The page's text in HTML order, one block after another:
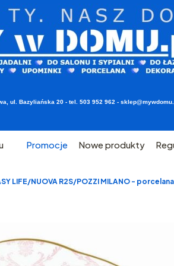
ul. Bazyliańska 20 - tel. 503 952 962 -
Promocje Nowe produkty
LIFE/NUOVA R2S/POZZI MILANO -